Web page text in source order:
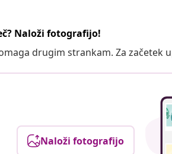
Naloži fotografijo!
drugim strankam. Za začetek
Naloži fotografijo